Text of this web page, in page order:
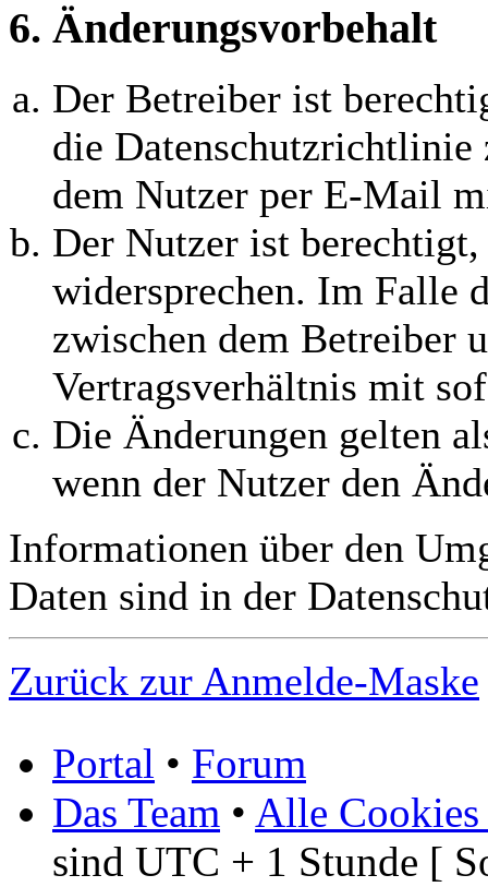
6. Änderungsvorbehalt
Der Betreiber ist
die
dem Nutzer per E-Mail
Der Nutzer ist
widersprechen. Im Falle
zwischen dem Betreiber
Vertragsverhältnis mit
Die Änderungen gelten
wenn der Nutzer den
Informationen über den
Daten sind in der
Zurück zur Anmelde-Maske
Portal • Forum
Das Team • Alle Cookies
sind UTC + 1 Stunde [